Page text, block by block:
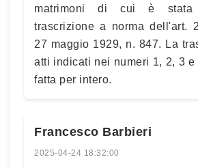
matrimoni di cui è stata
trascrizione a norma dell'art.
27 maggio 1929, n. 847. La
atti indicati nei numeri 1, 2, 3 e
fatta per intero.
Francesco Barbieri
2025-04-24 18:32:00